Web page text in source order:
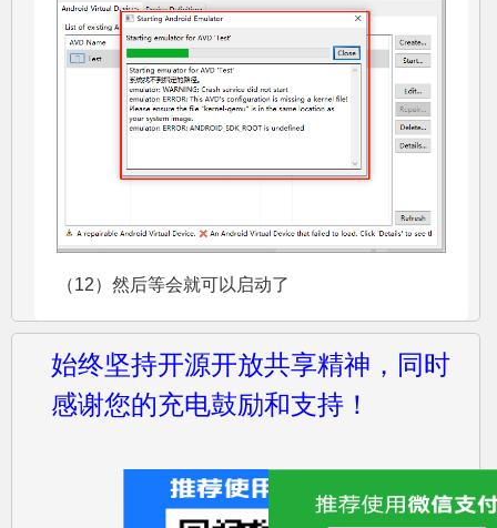
（12）然后等会就可以启动了
始终坚持开源开放共享精神，同时
感谢您的充电鼓励和支持！